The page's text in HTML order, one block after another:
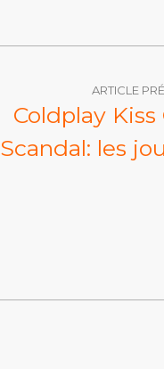
ARTICLE
Coldplay Kiss
Scandal: les